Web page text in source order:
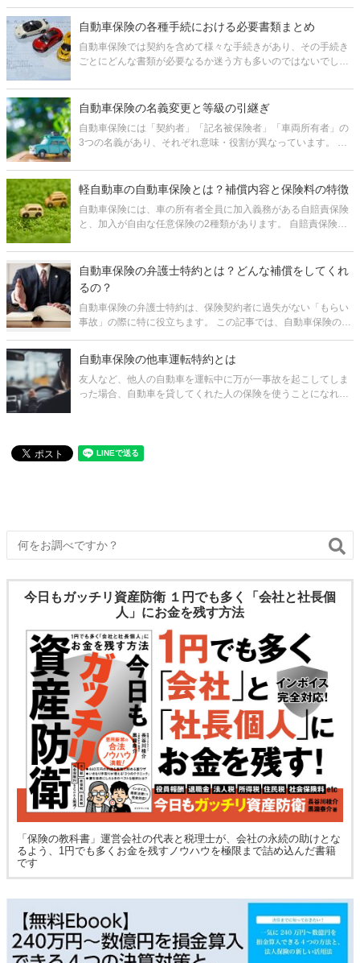
による恩恵は大きいといえるでしょう。 そんな等級ですが、自
動車保険の乗り換え
自動車保険の各種手続における必要書類まとめ
自動車保険では契約を含めて様々な手続きがあり、その手続き
ごとにどんな書類が必要なるか迷う方も多いのではないでしょ
必要になるかまとめて紹介しています。 1.【手続き別】自動車
保険の必要
自動車保険の名義変更と等級の引継ぎ
自動車保険には「契約者」「記名被保険者」「車両所有者」の
3つの名義があり、それぞれ意味・役割が異なっています。 そ
ん。 また、特に記名被保険者の名義変更の場合、自動車保険の
割引率を示す等級
軽自動車の自動車保険とは？補償内容と保険料の特徴
自動車保険には、車の所有者全員に加入義務がある自賠責保険
と、加入が自由な任意保険の2種類があります。 自賠責保険は
で自身や物損については補償されないため、万一の備えとして
は心もとないと言わざるを
自動車保険の弁護士特約とは？どんな補償をしてくれ
るの？
自動車保険の弁護士特約は、保険契約者に過失がない「もらい
事故」の際に特に役立ちます。 この記事では、自動車保険の弁
す。 弁護士特約をつ
自動車保険の他車運転特約とは
友人など、他人の自動車を運転中に万が一事故を起こしてしま
った場合、自動車を貸してくれた人の保険を使うことになれ
今日もガッチリ資産防衛 １円でも多く「会社と社長個
人」にお金を残す方法
「保険の教科書」運営会社の代表と税理士が、会社の永続の助けとな
るよう、1円でも多くお金を残すノウハウを極限まで詰め込んだ書籍
です